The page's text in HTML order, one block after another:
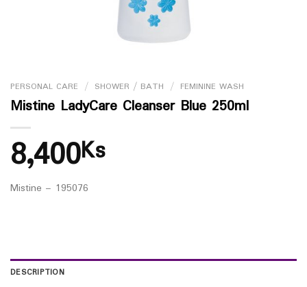
PERSONAL CARE / SHOWER / BATH / FEMININE WASH
Mistine LadyCare Cleanser Blue 250ml
8,400Ks
Mistine – 195076
DESCRIPTION